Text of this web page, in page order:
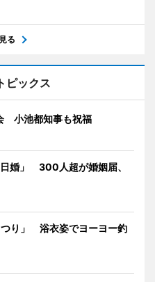
る
ピックス
小池都知事も祝福
婚」 300人超が婚姻届、
り」 浴衣姿でヨーヨー釣